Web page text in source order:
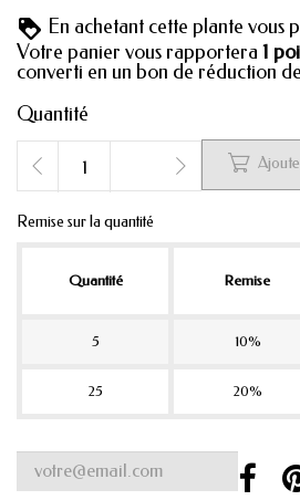
En achetant cette plante vous
Votre panier vous rapportera 1
converti en un bon de réduction de
Quantité

Remise sur la quantité
Quantité Remise
5 10%
25 20%